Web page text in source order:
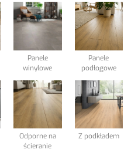
Panele
winylowe
Panele
podłogowe
Odporne na
ścieranie
Z podkładem